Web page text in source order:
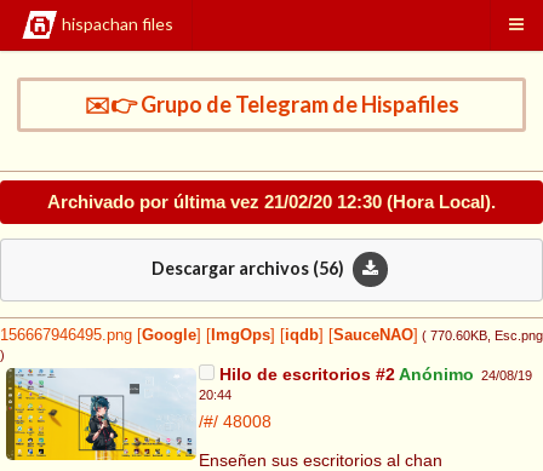
hispachan files
✉️👉 Grupo de Telegram de Hispafiles
Archivado por última vez 21/02/20 12:30 (Hora Local).
Descargar archivos (56)
156667946495.png Google ImgOps iqdb SauceNAO ( 770.60KB , Esc.png
)
Hilo de escritorios #2Anónimo 24/08/19
20:44
/#/ 48008
Enseñen sus escritorios al chan